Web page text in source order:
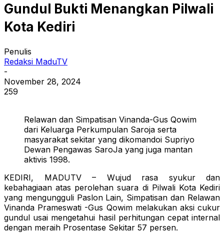
Gundul Bukti Menangkan Pilwali
Kota Kediri
Penulis
Redaksi MaduTV
-
November 28, 2024
259
Relawan dan Simpatisan Vinanda-Gus Qowim
dari Keluarga Perkumpulan Saroja serta
masyarakat sekitar yang dikomandoi Supriyo
Dewan Pengawas SaroJa yang juga mantan
aktivis 1998.
KEDIRI, MADUTV – Wujud rasa syukur dan
kebahagiaan atas perolehan suara di Pilwali Kota Kediri
yang mengungguli Paslon Lain, Simpatisan dan Relawan
Vinanda Prameswati -Gus Qowim melakukan aksi cukur
gundul usai mengetahui hasil perhitungan cepat internal
dengan meraih Prosentase Sekitar 57 persen.